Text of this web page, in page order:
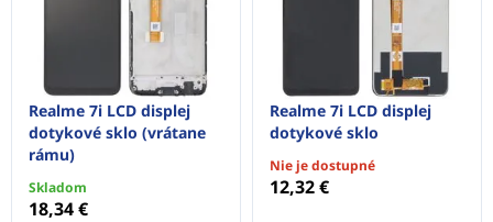
Realme 7i LCD displej
dotykové sklo (vrátane
rámu)
Skladom
18,34 €
Realme 7i LCD displej
dotykové sklo
Nie je dostupné
12,32 €